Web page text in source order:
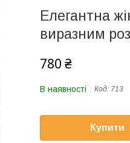
Елегантна
виразним
780 ₴
В наявності Код: 713
Купити